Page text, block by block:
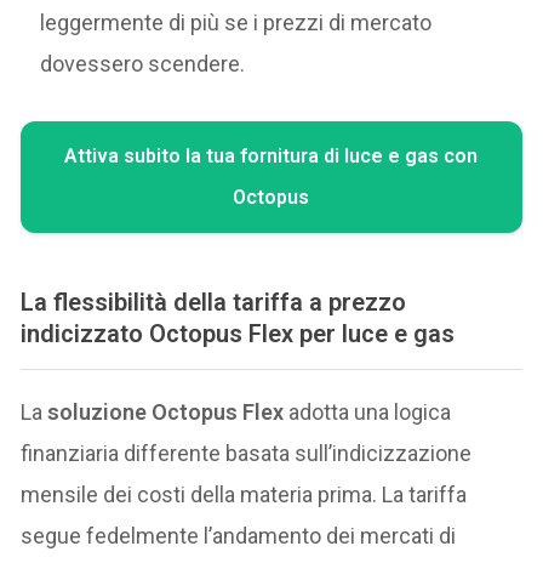
leggermente di più se i prezzi di mercato
dovessero scendere.
Attiva subito la tua fornitura di luce e gas con
Octopus
La flessibilità della tariffa a prezzo
indicizzato Octopus Flex per luce e gas
Lasoluzione Octopus Flex adotta una logica
finanziaria differente basata sull’indicizzazione
mensile dei costi della materia prima. La tariffa
segue fedelmente l’andamento dei mercati di